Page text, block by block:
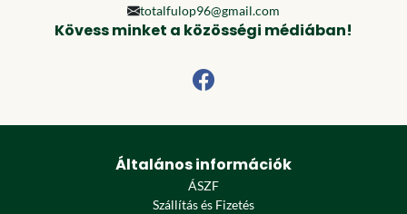
totalfulop96@gmail.com
Kövess minket a közösségi médiában!
Általános információk
ÁSZF
Szállítás és Fizetés